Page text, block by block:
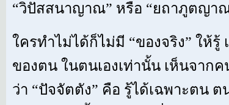
“วิปัสสนาญาณ” หรือ “ยถาภูตญา
ใครทำไม่ได้ก็ไม่มี “ของจริง” ให้รู้
ของตน ในตนเองเท่านั้น เห็นจาก
ว่า “ปัจจัตตัง” คือ รู้ได้เฉพาะตน